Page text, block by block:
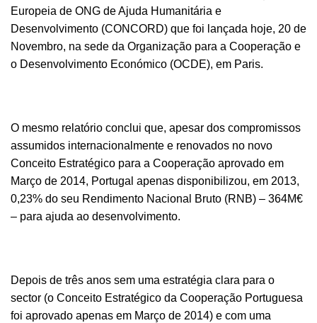
Europeia de ONG de Ajuda Humanitária e
Desenvolvimento (CONCORD) que foi lançada hoje, 20 de
Novembro, na sede da Organização para a Cooperação e
o Desenvolvimento Económico (OCDE), em Paris.
O mesmo relatório conclui que, apesar dos compromissos
assumidos internacionalmente e renovados no novo
Conceito Estratégico para a Cooperação aprovado em
Março de 2014, Portugal apenas disponibilizou, em 2013,
0,23% do seu Rendimento Nacional Bruto (RNB) – 364M€
– para ajuda ao desenvolvimento.
Depois de três anos sem uma estratégia clara para o
sector (o Conceito Estratégico da Cooperação Portuguesa
foi aprovado apenas em Março de 2014) e com uma